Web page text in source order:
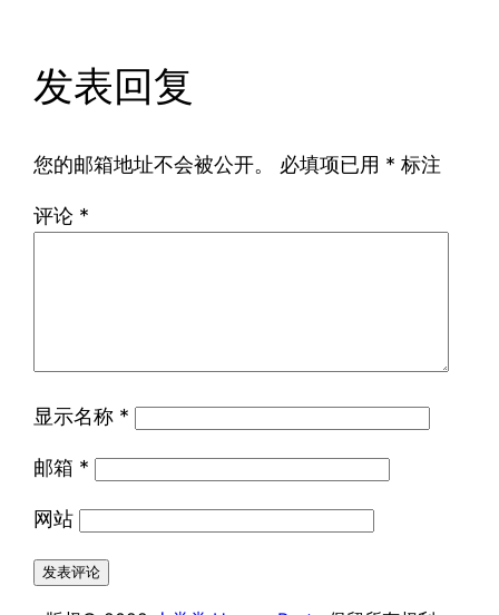
发表回复
您的邮箱地址不会被公开。 必填项已用 * 标注
评论 *
显示名称 *
邮箱 *
网站